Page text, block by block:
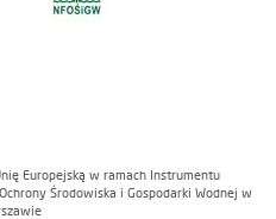
Europejską w ramach Instrumentu
Środowiska i Gospodarki Wodnej w